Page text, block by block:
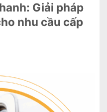
Giải pháp
nhu cầu cấp